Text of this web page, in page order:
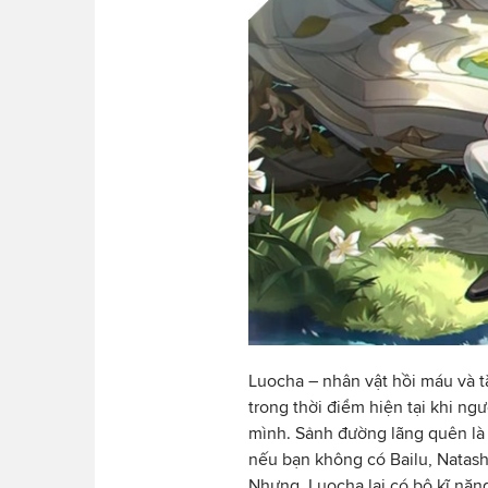
Luocha – nhân vật hồi máu và
trong thời điểm hiện tại khi
mình. Sảnh đường lãng quên
nếu bạn không có Bailu,